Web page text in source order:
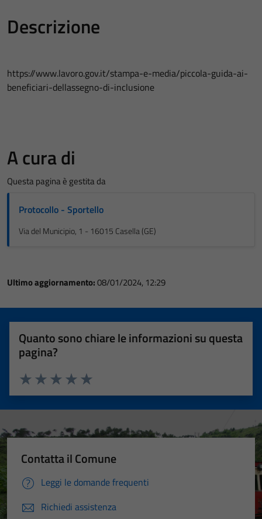
Descrizione
https://www.lavoro.gov.it/stampa-e-media/piccola-guida-ai-
beneficiari-dellassegno-di-inclusione
A cura di
Questa pagina è gestita da
Protocollo - Sportello
Via del Municipio, 1 - 16015 Casella (GE)
Ultimo aggiornamento:08/01/2024, 12:29
Quanto sono chiare le informazioni su questa
pagina?
Valuta 5 stelle su 5
Valuta 4 stelle su 5
Valuta 3 stelle su 5
Valuta 2 stelle su 5
Valuta 1 stelle su 5
Contatta il Comune
Leggi le domande frequenti
Richiedi assistenza